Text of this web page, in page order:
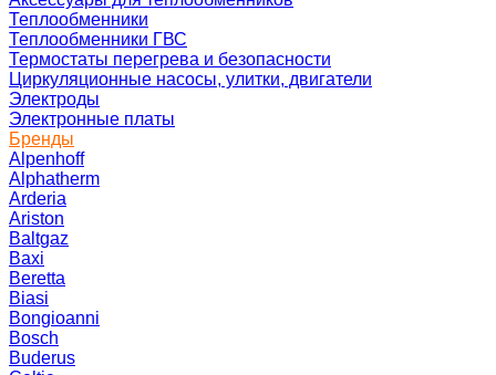
Теплообменники
Теплообменники ГВС
Термостаты перегрева и безопасности
Циркуляционные насосы, улитки, двигатели
Электроды
Электронные платы
Бренды
Alpenhoff
Alphatherm
Arderia
Ariston
Baltgaz
Baxi
Beretta
Biasi
Bongioanni
Bosch
Buderus